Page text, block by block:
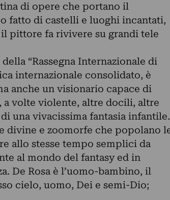
di opere che portano il
fatto di castelli e luoghi incantati,
pittore fa rivivere su grandi tele
“Rassegna Internazionale di
internazionale consolidato, è
anche un visionario capace di
a volte violente, altre docili, altre
una vivacissima fantasia infantile.
divine e zoomorfe che popolano
allo stesse tempo semplici da
al mondo del fantasy ed in
De Rosa è l’uomo-bambino, il
cielo, uomo, Dei e semi-Dio;